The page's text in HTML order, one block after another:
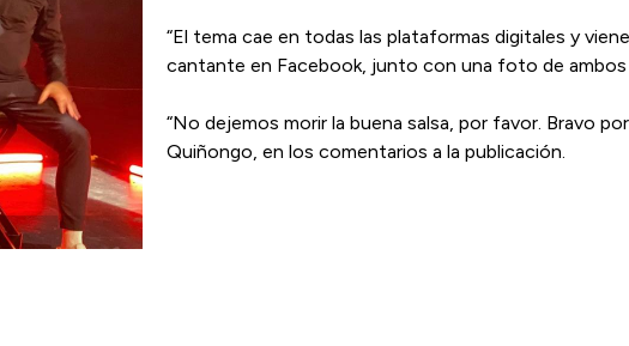
“El tema cae en todas las plataformas digitales y
cantante en Facebook, junto con una foto de
“No dejemos morir la buena salsa, por favor. Bravo
Quiñongo, en los comentarios a la publicación.